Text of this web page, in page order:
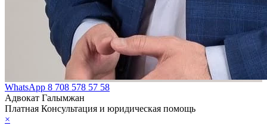
WhatsApp 8 708 578 57 58
Адвокат Галымжан
Платная Консультация и юридическая помощь
×